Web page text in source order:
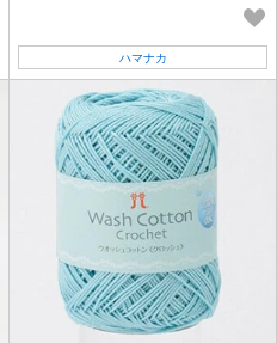
ハマナカ